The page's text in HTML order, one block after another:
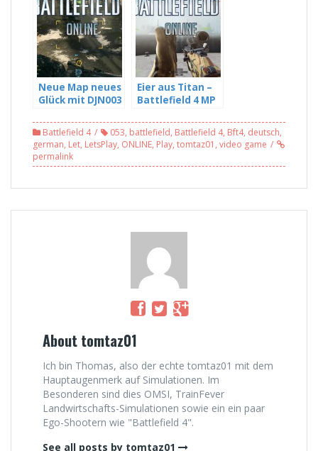
mit Freddy LP
und
DJNLetsPlays
noch nie
Neue Map neues
Glück mit DJN003
MP #054
Eier aus Titan –
Battlefield 4 MP
Battlefield 4 053, battlefield, Battlefield 4, Bft4, deutsch,
german, Let, LetsPlay, ONLINE, Play, tomtaz01 , video game
permalink
About tomtaz01
Ich bin Thomas, also der echte tomtaz01 mit dem
Hauptaugenmerk auf Simulationen. Im
Besonderen sind dies OMSI, TrainFever
Landwirtschafts-Simulationen sowie ein ein paar
Ego-Shootern wie "Battlefield 4".
See all posts by tomtaz01